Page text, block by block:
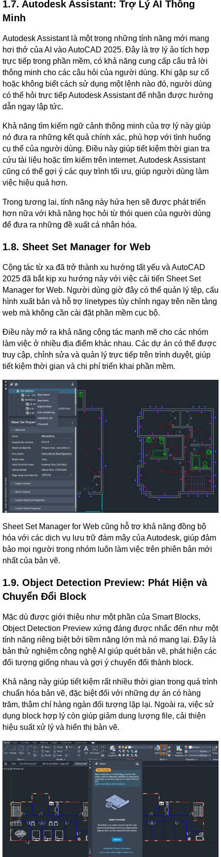
1.7. Autodesk Assistant: Trợ Lý AI Thông
Minh
Autodesk Assistant là một trong những tính năng mới mang
hơi thở của AI vào AutoCAD 2025. Đây là trợ lý ảo tích hợp
trực tiếp trong phần mềm, có khả năng cung cấp câu trả lời
thông minh cho các câu hỏi của người dùng. Khi gặp sự cố
hoặc không biết cách sử dụng một lệnh nào đó, người dùng
có thể hỏi trực tiếp Autodesk Assistant để nhận được hướng
dẫn ngay lập tức.
Khả năng tìm kiếm ngữ cảnh thông minh của trợ lý này giúp
nó đưa ra những kết quả chính xác, phù hợp với tình huống
cụ thể của người dùng. Điều này giúp tiết kiệm thời gian tra
cứu tài liệu hoặc tìm kiếm trên internet. Autodesk Assistant
cũng có thể gợi ý các quy trình tối ưu, giúp người dùng làm
việc hiệu quả hơn.
Trong tương lai, tính năng này hứa hẹn sẽ được phát triển
hơn nữa với khả năng học hỏi từ thói quen của người dùng
để đưa ra những đề xuất cá nhân hóa.
1.8. Sheet Set Manager for Web
Cộng tác từ xa đã trở thành xu hướng tất yếu và AutoCAD
2025 đã bắt kịp xu hướng này với việc cải tiến Sheet Set
Manager for Web. Người dùng giờ đây có thể quản lý tệp, cấu
hình xuất bản và hỗ trợ linetypes tùy chỉnh ngay trên nền tảng
web mà không cần cài đặt phần mềm cục bộ.
Điều này mở ra khả năng cộng tác mạnh mẽ cho các nhóm
làm việc ở nhiều địa điểm khác nhau. Các dự án có thể được
truy cập, chỉnh sửa và quản lý trực tiếp trên trình duyệt, giúp
tiết kiệm thời gian và chi phí triển khai phần mềm.
Sheet Set Manager for Web cũng hỗ trợ khả năng đồng bộ
hóa với các dịch vụ lưu trữ đám mây của Autodesk, giúp đảm
bảo mọi người trong nhóm luôn làm việc trên phiên bản mới
nhất của bản vẽ.
1.9. Object Detection Preview: Phát Hiện và
Chuyển Đổi Block
Mặc dù được giới thiệu như một phần của Smart Blocks,
Object Detection Preview xứng đáng được nhắc đến như một
tính năng riêng biệt bởi tiềm năng lớn mà nó mang lại. Đây là
bản thử nghiệm công nghệ AI giúp quét bản vẽ, phát hiện các
đối tượng giống nhau và gợi ý chuyển đổi thành block.
Khả năng này giúp tiết kiệm rất nhiều thời gian trong quá trình
chuẩn hóa bản vẽ, đặc biệt đối với những dự án có hàng
trăm, thậm chí hàng ngàn đối tượng lặp lại. Ngoài ra, việc sử
dụng block hợp lý còn giúp giảm dung lượng file, cải thiện
hiệu suất xử lý và hiển thị bản vẽ.